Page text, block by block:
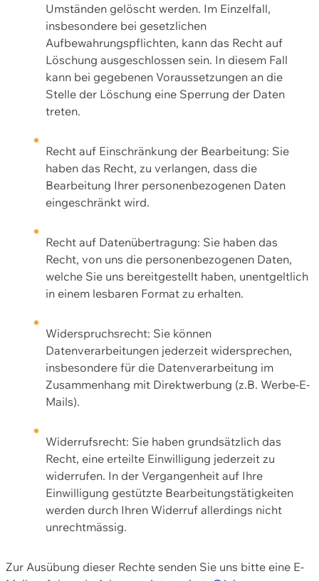
Umständen gelöscht werden. Im Einzelfall,
insbesondere bei gesetzlichen
Aufbewahrungspflichten, kann das Recht auf
Löschung ausgeschlossen sein. In diesem Fall
kann bei gegebenen Voraussetzungen an die
Stelle der Löschung eine Sperrung der Daten
treten.
Recht auf Einschränkung der Bearbeitung: Sie
haben das Recht, zu verlangen, dass die
Bearbeitung Ihrer personenbezogenen Daten
eingeschränkt wird.
Recht auf Datenübertragung: Sie haben das
Recht, von uns die personenbezogenen Daten,
welche Sie uns bereitgestellt haben, unentgeltlich
in einem lesbaren Format zu erhalten.
Widerspruchsrecht: Sie können
Datenverarbeitungen jederzeit widersprechen,
insbesondere für die Datenverarbeitung im
Zusammenhang mit Direktwerbung (z.B. Werbe-E-
Mails).
Widerrufsrecht: Sie haben grundsätzlich das
Recht, eine erteilte Einwilligung jederzeit zu
widerrufen. In der Vergangenheit auf Ihre
Einwilligung gestützte Bearbeitungstätigkeiten
werden durch Ihren Widerruf allerdings nicht
unrechtmässig.
Zur Ausübung dieser Rechte senden Sie uns bitte eine E-